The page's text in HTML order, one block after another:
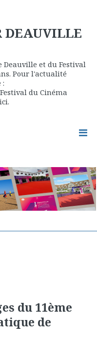
DEAUVILLE
Deauville et du Festival
Pour l'actualité
:
du Cinéma
du 11ème
de